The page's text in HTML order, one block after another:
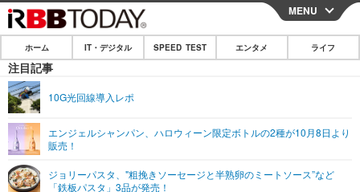
CLOSE
ホーム
IT・デジタル
ショッピング その他
SPEED TEST
エンタメ
MENU
ホーム IT・デジタル SPEED TEST エンタメ ライフ
注目記事
10G光回線導入レポ
エンジェルシャンパン、ハロウィーン限定ボトルの2種が10月8日より
販売！
ジョリーパスタ、"粗挽きソーセージと半熟卵のミートソース”など
「鉄板パスタ」3品が発売！